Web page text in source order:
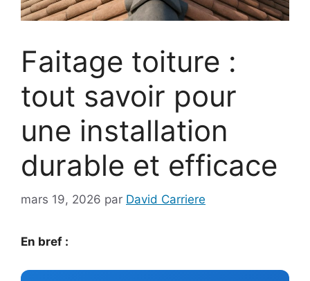
Faitage toiture :
tout savoir pour
une installation
durable et efficace
mars 19, 2026 par David Carriere
En bref :